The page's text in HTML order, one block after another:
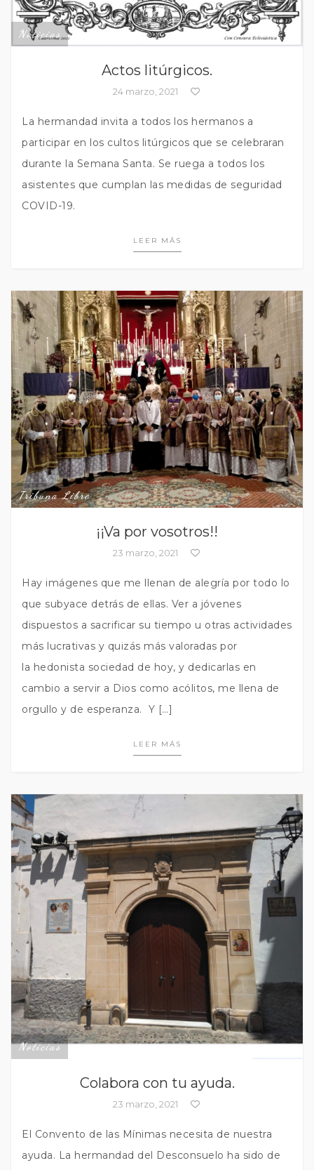
Noticias
Actos litúrgicos.
24 marzo, 2021
La hermandad invita a todos los hermanos a
participar en los cultos litúrgicos que se celebraran
durante la Semana Santa. Se ruega a todos los
asistentes que cumplan las medidas de seguridad
COVID-19.
LEER MÁS
Tribuna Libre
¡¡Va por vosotros!!
23 marzo, 2021
Hay imágenes que me llenan de alegría por todo lo
que subyace detrás de ellas. Ver a jóvenes
dispuestos a sacrificar su tiempo u otras actividades
más lucrativas y quizás más valoradas por
la hedonista sociedad de hoy, y dedicarlas en
cambio a servir a Dios como acólitos, me llena de
orgullo y de esperanza. Y […]
LEER MÁS
Noticias
Colabora con tu ayuda.
23 marzo, 2021
El Convento de las Mínimas necesita de nuestra
ayuda. La hermandad del Desconsuelo ha sido de